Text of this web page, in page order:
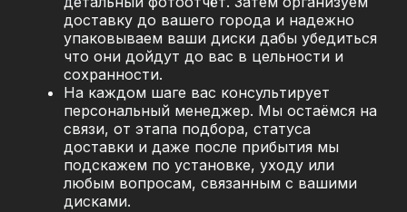
доставку до вашего города и надежно
упаковываем ваши диски дабы убедиться
что они дойдут до вас в цельности и
сохранности.
На каждом шаге вас консультирует
персональный менеджер. Мы остаёмся на
связи, от этапа подбора, статуса
доставки и даже после прибытия мы
подскажем по установке, уходу или
любым вопросам, связанным с вашими
дисками.